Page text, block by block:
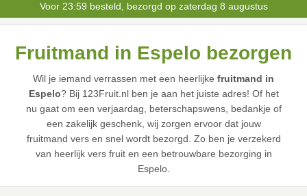
Voor 23:59 besteld, bezorgd op zaterdag 8 augustus
Fruitmand in Espelo bezorgen
Wil je iemand verrassen met een heerlijke fruitmand in
Espelo? Bij 123Fruit.nl ben je aan het juiste adres! Of het
nu gaat om een verjaardag, beterschapswens, bedankje of
een zakelijk geschenk, wij zorgen ervoor dat jouw
fruitmand vers en snel wordt bezorgd. Zo ben je verzekerd
van heerlijk vers fruit en een betrouwbare bezorging in
Espelo.